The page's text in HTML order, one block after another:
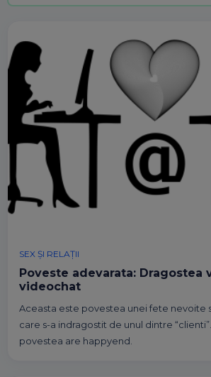
SEX ȘI RELAȚII
Poveste adevarata: Dragostea
videochat
Aceasta este povestea unei fete nevoite
care s-a indragostit de unul dintre
povestea are happyend.